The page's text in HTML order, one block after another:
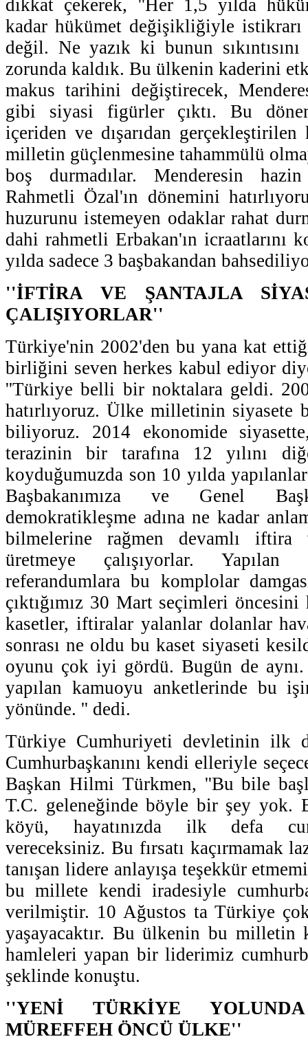
dikkat çekerek, ''Her 1,5 yılda
kadar hükümet değişikliğiyle istikrarı
değil. Ne yazık ki bunun
zorunda kaldık. Bu ülkenin kaderini
makus tarihini değiştirecek,
gibi siyasi figürler çıktı. Bu
içeriden ve dışarıdan
milletin güçlenmesine tahammülü
boş durmadılar. Menderesin
Rahmetli Özal'ın dönemini
huzurunu istemeyen odaklar rahat
dahi rahmetli Erbakan'ın icraatlarını
yılda sadece 3 başbakandan
''İFTİRA VE ŞANTAJLA
ÇALIŞIYORLAR''
Türkiye'nin 2002'den bu yana kat
birliğini seven herkes kabul ediyor
''Türkiye belli bir noktalara geldi.
hatırlıyoruz. Ülke milletinin siyasete
biliyoruz. 2014 ekonomide
terazinin bir tarafına 12 yılını
koyduğumuzda son 10 yılda
Başbakanımıza ve Genel
demokratikleşme adına ne kadar
bilmelerine rağmen devamlı iftira
üretmeye çalışıyorlar.
referandumlara bu komplolar
çıktığımız 30 Mart seçimleri
kasetler, iftiralar yalanlar dolanlar
sonrası ne oldu bu kaset siyaseti
oyunu çok iyi gördü. Bugün de aynı.
yapılan kamuoyu anketlerinde bu
yönünde. '' dedi.
Türkiye Cumhuriyeti devletinin ilk
Cumhurbaşkanını kendi elleriyle
Başkan Hilmi Türkmen, ''Bu bile
T.C. geleneğinde böyle bir şey yok.
köyü, hayatınızda ilk defa
vereceksiniz. Bu fırsatı kaçırmamak
tanışan lidere anlayışa teşekkür
bu millete kendi iradesiyle
verilmiştir. 10 Ağustos ta Türkiye
yaşayacaktır. Bu ülkenin bu milletin
hamleleri yapan bir liderimiz
şeklinde konuştu.
''YENİ TÜRKİYE
MÜREFFEH ÖNCÜ ÜLKE''